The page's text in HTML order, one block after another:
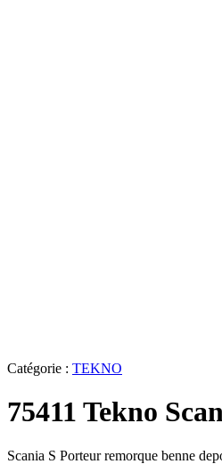
Catégorie : TEKNO
75411 Tekno
Scania S Porteur remorque benne